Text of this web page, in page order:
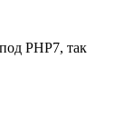
PHP7, так